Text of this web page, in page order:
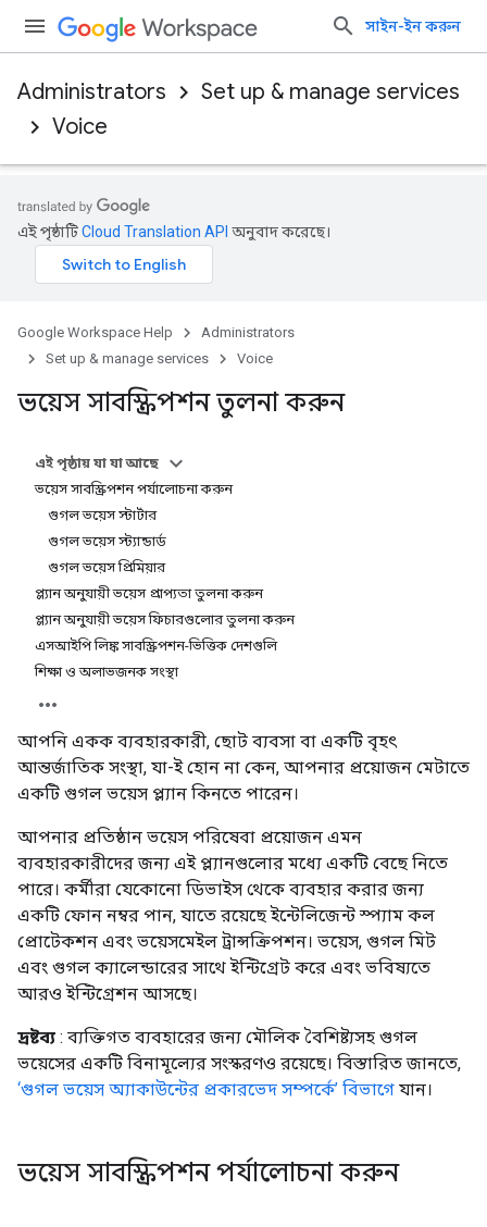
সাইন-ইন করুন
Administrators
Set up & manage services
Voice
এই পৃষ্ঠাটিCloud Translation API অনুবাদ করেছে।
Google Workspace Help
Administrators
Set up & manage services
Voice
ভয়েস সাবস্ক্রিপশন তুলনা করুন
এই পৃষ্ঠায় যা যা আছে
ভয়েস সাবস্ক্রিপশন পর্যালোচনা করুন
গুগল ভয়েস স্টার্টার
গুগল ভয়েস স্ট্যান্ডার্ড
গুগল ভয়েস প্রিমিয়ার
প্ল্যান অনুযায়ী ভয়েস প্রাপ্যতা তুলনা করুন
প্ল্যান অনুযায়ী ভয়েস ফিচারগুলোর তুলনা করুন
এসআইপি লিঙ্ক সাবস্ক্রিপশন-ভিত্তিক দেশগুলি
শিক্ষা ও অলাভজনক সংস্থা
আপনি একক ব্যবহারকারী, ছোট ব্যবসা বা একটি বৃহৎ
আন্তর্জাতিক সংস্থা, যা-ই হোন না কেন, আপনার প্রয়োজন মেটাতে
একটি গুগল ভয়েস প্ল্যান কিনতে পারেন।
আপনার প্রতিষ্ঠান ভয়েস পরিষেবা প্রয়োজন এমন
ব্যবহারকারীদের জন্য এই প্ল্যানগুলোর মধ্যে একটি বেছে নিতে
পারে। কর্মীরা যেকোনো ডিভাইস থেকে ব্যবহার করার জন্য
একটি ফোন নম্বর পান, যাতে রয়েছে ইন্টেলিজেন্ট স্প্যাম কল
প্রোটেকশন এবং ভয়েসমেইল ট্রান্সক্রিপশন। ভয়েস, গুগল মিট
এবং গুগল ক্যালেন্ডারের সাথে ইন্টিগ্রেট করে এবং ভবিষ্যতে
আরও ইন্টিগ্রেশন আসছে।
দ্রষ্টব্য : ব্যক্তিগত ব্যবহারের জন্য মৌলিক বৈশিষ্ট্যসহ গুগল
ভয়েসের একটি বিনামূল্যের সংস্করণও রয়েছে। বিস্তারিত জানতে,
‘গুগল ভয়েস অ্যাকাউন্টের প্রকারভেদ সম্পর্কে’ বিভাগে যান।
ভয়েস সাবস্ক্রিপশন পর্যালোচনা করুন